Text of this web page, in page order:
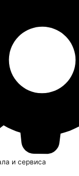
и сервиса